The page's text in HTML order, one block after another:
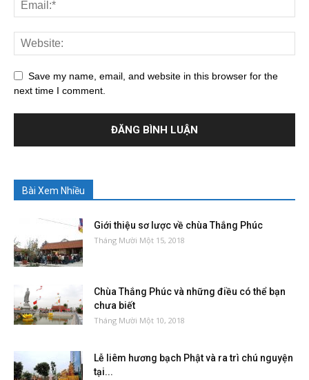
Save my name, email, and website in this browser for the
next time I comment.
Bài Xem Nhiều
Giới thiệu sơ lược về chùa Thắng Phúc
Tháng Mười Một 15, 2018
Chùa Thắng Phúc và những điều có thể bạn
chưa biết
Tháng Mười Một 10, 2018
Lễ liêm hương bạch Phật và ra trì chú nguyện
tại...